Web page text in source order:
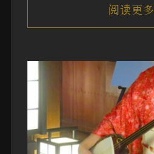
阅读更多